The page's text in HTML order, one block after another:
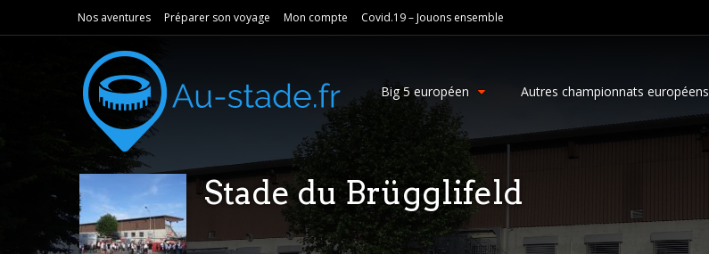
Nos aventures Préparer son voyage Mon compte Covid.19 – Jouons ensemble
Big 5 européen Autres championnats européens
Stade du Brügglifeld